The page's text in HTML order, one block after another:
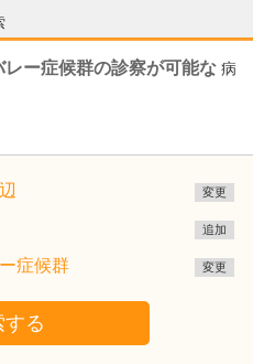
ー症候群の診察が可能な 病
変更
追加
症候群 変更
する